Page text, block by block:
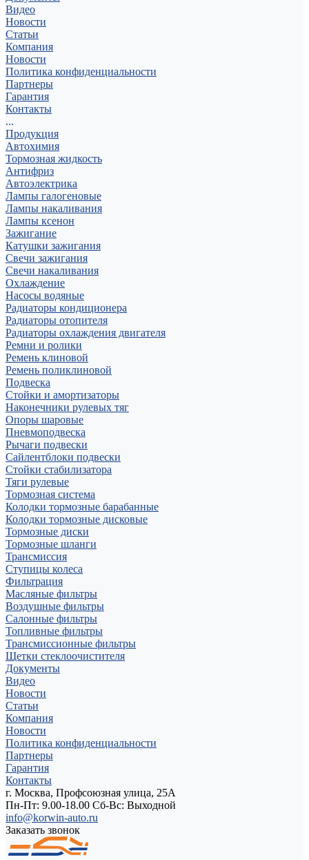
Видео
Новости
Статьи
Компания
Новости
Политика конфиденциальности
Партнеры
Гарантия
Контакты
...
Продукция
Автохимия
Тормозная жидкость
Антифриз
Автоэлектрика
Лампы галогеновые
Лампы накаливания
Лампы ксенон
Зажигание
Катушки зажигания
Свечи зажигания
Свечи накаливания
Охлаждение
Насосы водяные
Радиаторы кондиционера
Радиаторы отопителя
Радиаторы охлаждения двигателя
Ремни и ролики
Ремень клиновой
Ремень поликлиновой
Подвеска
Стойки и амортизаторы
Наконечники рулевых тяг
Опоры шаровые
Пневмоподвеска
Рычаги подвески
Сайлентблоки подвески
Стойки стабилизатора
Тяги рулевые
Тормозная система
Колодки тормозные барабанные
Колодки тормозные дисковые
Тормозные диски
Тормозные шланги
Трансмиссия
Ступицы колеса
Фильтрация
Масляные фильтры
Воздушные фильтры
Салонные фильтры
Топливные фильтры
Трансмиссионные фильтры
Щетки стеклоочистителя
Документы
Видео
Новости
Статьи
Компания
Новости
Политика конфиденциальности
Партнеры
Гарантия
Контакты
г. Москва, Профсоюзная улица, 25А
Пн-Пт: 9.00-18.00 Cб-Вс: Выходной
info@korwin-auto.ru
Заказать звонок